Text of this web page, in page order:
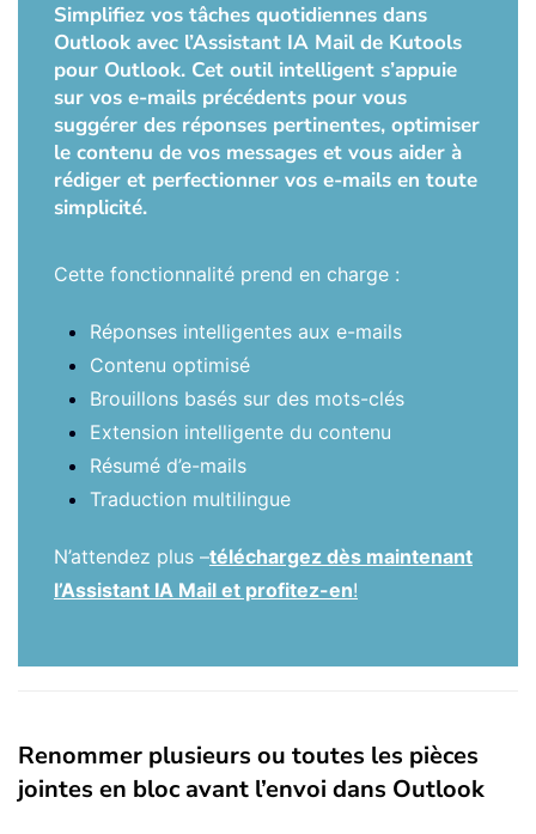
Simplifiez vos tâches quotidiennes dans
Outlook avec l’Assistant IA Mail de Kutools
pour Outlook. Cet outil intelligent s’appuie
sur vos e-mails précédents pour vous
suggérer des réponses pertinentes, optimiser
le contenu de vos messages et vous aider à
rédiger et perfectionner vos e-mails en toute
simplicité.
Cette fonctionnalité prend en charge :
Réponses intelligentes aux e-mails
Contenu optimisé
Brouillons basés sur des mots-clés
Extension intelligente du contenu
Résumé d’e-mails
Traduction multilingue
N’attendez plus –téléchargez dès maintenant
l’Assistant IA Mail et profitez-en!
Renommer plusieurs ou toutes les pièces
jointes en bloc avant l’envoi dans Outlook